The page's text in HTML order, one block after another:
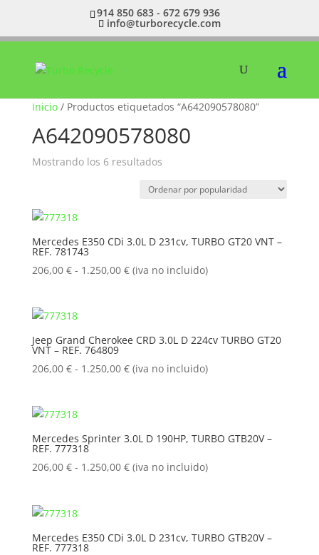
914 850 683 - 672 679 936
info@turborecycle.com
Inicio/ Productos etiquetados “A642090578080”
A642090578080
Mostrando los 6 resultadosOrdenado
popularidad
Mercedes E350 CDi 3.0L D 231cv, TURBO GT20 VNT –
REF. 781743
206,00 € - 1.250,00 €Rango
206,00 €
1.250,00 €
(iva no incluido)
Jeep Grand Cherokee CRD 3.0L D 224cv TURBO GT20
VNT – REF. 764809
206,00 € - 1.250,00 €Rango
206,00 €
1.250,00 €
(iva no incluido)
Mercedes Sprinter 3.0L D 190HP, TURBO GTB20V –
REF. 777318
206,00 € - 1.250,00 €Rango
206,00 €
(iva no incluido)
Mercedes E350 CDi 3.0L D 231cv, TURBO GTB20V –
REF. 777318